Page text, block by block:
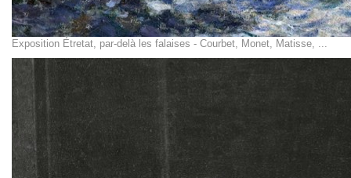
Exposition Étretat, par-delà les falaises - Courbet, Monet, Matisse, ...